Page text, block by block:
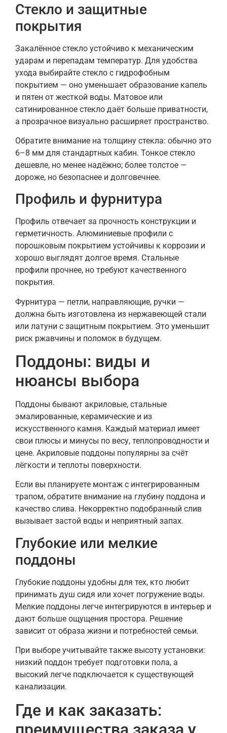
Стекло и защитные
покрытия
Закалённое стекло устойчиво к механическим
ударам и перепадам температур. Для удобства
ухода выбирайте стекло с гидрофобным
покрытием — оно уменьшает образование капель
и пятен от жесткой воды. Матовое или
сатинированное стекло даёт больше приватности,
а прозрачное визуально расширяет пространство.
Обратите внимание на толщину стекла: обычно это
6–8 мм для стандартных кабин. Тонкое стекло
дешевле, но менее надёжно; более толстое —
дороже, но безопаснее и долговечнее.
Профиль и фурнитура
Профиль отвечает за прочность конструкции и
герметичность. Алюминиевые профили с
порошковым покрытием устойчивы к коррозии и
хорошо выглядят долгое время. Стальные
профили прочнее, но требуют качественного
покрытия.
Фурнитура — петли, направляющие, ручки —
должна быть изготовлена из нержавеющей стали
или латуни с защитным покрытием. Это уменьшит
риск ржавчины и поломок в будущем.
Поддоны: виды и
нюансы выбора
Поддоны бывают акриловые, стальные
эмалированные, керамические и из
искусственного камня. Каждый материал имеет
свои плюсы и минусы по весу, теплопроводности и
цене. Акриловые поддоны популярны за счёт
лёгкости и теплоты поверхности.
Если вы планируете монтаж с интегрированным
трапом, обратите внимание на глубину поддона и
качество слива. Некорректно подобранный слив
вызывает застой воды и неприятный запах.
Глубокие или мелкие
поддоны
Глубокие поддоны удобны для тех, кто любит
принимать душ сидя или хочет погружение воды.
Мелкие поддоны легче интегрируются в интерьер и
дают больше ощущения простора. Решение
зависит от образа жизни и потребностей семьи.
При выборе учитывайте также высоту установки:
низкий поддон требует подготовки пола, а
высокий легче подключается к существующей
канализации.
Где и как заказать: